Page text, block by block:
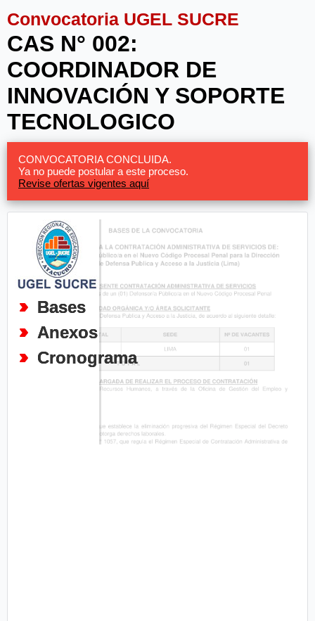
Convocatoria UGEL SUCRE
CAS N° 002:
COORDINADOR DE
INNOVACIÓN Y SOPORTE
TECNOLOGICO
CONVOCATORIA CONCLUIDA.
Ya no puede postular a este proceso.
Revise ofertas vigentes aquí
Bases
Anexos
Cronograma